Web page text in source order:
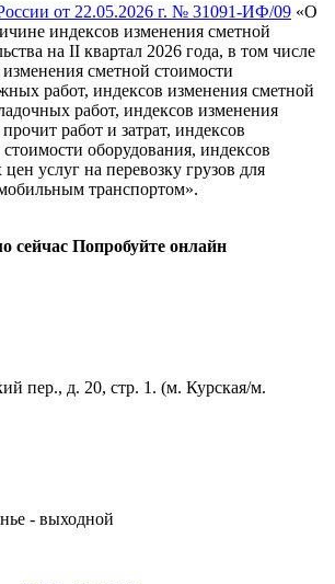
от 22.05.2026 г. № 31091-ИФ/09 «О
индексов изменения сметной
на II квартал 2026 года, в том числе
сметной стоимости
работ, индексов изменения сметной
работ, индексов изменения
работ и затрат, индексов
оборудования, индексов
услуг на перевозку грузов для
транспортом».
сейчас Попробуйте онлайн
пер., д. 20, стр. 1. (м. Курская/м.
- выходной